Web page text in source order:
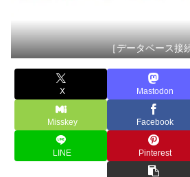
［データベース接
X Mastodon
Misskey Facebook
LINE Pinterest